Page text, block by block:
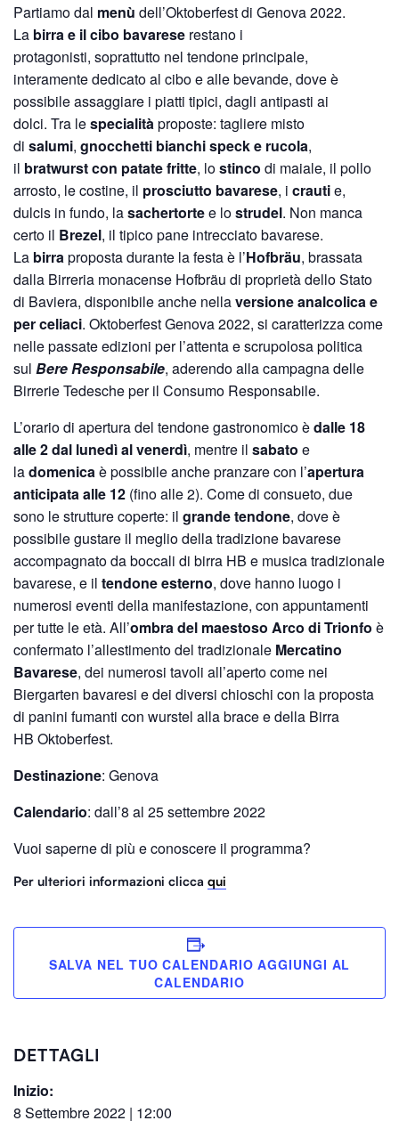
Partiamo dal menù dell’Oktoberfest di Genova 2022.
La birra e il cibo bavarese restano i
protagonisti, soprattutto nel tendone principale,
interamente dedicato al cibo e alle bevande, dove è
possibile assaggiare i piatti tipici, dagli antipasti ai
dolci. Tra lespecialitàproposte: tagliere misto
di salumi, gnocchetti bianchi speck e rucola,
il bratwurst con patate fritte, lostinco di maiale, il pollo
arrosto, le costine, il prosciutto bavarese, i crautie,
dulcis in fundo, lasachertortee lostrudel. Non manca
certo il Brezel, il tipico pane intrecciato bavarese.
La birraproposta durante la festa è l’Hofbräu, brassata
dalla Birreria monacense Hofbräu di proprietà dello Stato
di Baviera, disponibile anche nellaversione analcolica e
per celiaci. Oktoberfest Genova 2022, si caratterizza come
nelle passate edizioni per l’attenta e scrupolosa politica
sul Bere Responsabile, aderendo alla campagna delle
Birrerie Tedesche per il Consumo Responsabile.
L’orario di apertura del tendone gastronomico èdalle 18
alle 2 dal lunedì al venerdì, mentre il sabato e
ladomenicaè possibile anche pranzare con l’apertura
anticipata alle 12 (fino alle 2). Come di consueto, due
sono le strutture coperte: il grande tendone, dove è
possibile gustare il meglio della tradizione bavarese
accompagnato da boccali di birra HB e musica tradizionale
bavarese, e il tendone esterno, dove hanno luogo i
numerosi eventi della manifestazione, con appuntamenti
per tutte le età. All’ombra del maestoso Arco di Trionfo è
confermato l’allestimento del tradizionale Mercatino
Bavarese, dei numerosi tavoli all’aperto come nei
Biergarten bavaresi e dei diversi chioschi con la proposta
di panini fumanti con wurstel alla brace e della Birra
HB Oktoberfest.
Destinazione: Genova
Calendario: dall’8 al 25 settembre 2022
Vuoi saperne di più e conoscere il programma?
Per ulteriori informazioni clicca qui
SALVA NEL TUO CALENDARIO
DETTAGLI
Inizio:
8 Settembre 2022 | 12:00